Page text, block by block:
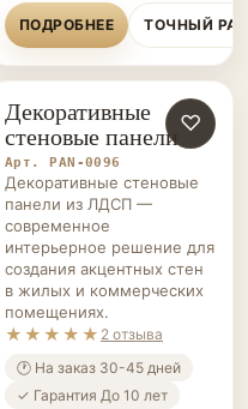
ПОДРОБНЕЕ ТОЧНЫЙ
СТЕНОВЫЕ
ПАНЕЛИ НА ЗАКАЗ
♡
Декоративные
стеновые панели
Арт. PAN-0096
Декоративные стеновые
панели из ЛДСП —
современное
интерьерное решение для
создания акцентных стен
в жилых и коммерческих
помещениях.
★★★★★ 2 отзыва
🕐 На заказ 30-45 дней
✓ Гарантия До 10 лет